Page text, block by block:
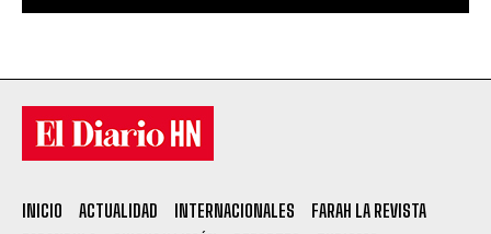
INICIO ACTUALIDAD INTERNACIONALES
FARAH LA REVISTA